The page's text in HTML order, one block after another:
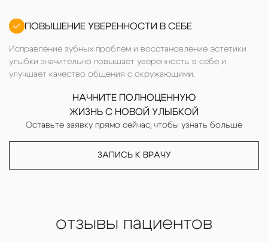
ПОВЫШЕНИЕ УВЕРЕННОСТИ В СЕБЕ
Исправление зубных проблем и восстановление эстетики
улыбки значительно повышает уверенность в себе и
улучшает качество общения с окружающими.
НАЧНИТЕ ПОЛНОЦЕННУЮ
ЖИЗНЬ С НОВОЙ УЛЫБКОЙ
Оставьте заявку прямо сейчас, чтобы узнать больше
ЗАПИСЬ К ВРАЧУ
отзывы пациентов